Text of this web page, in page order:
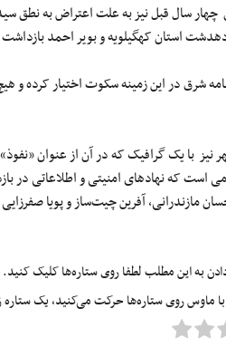
استان کهگیلویه و بویر احمد
شرق در این زمینه سکوت اختیار کرده و
نیز با یک گرافیک که در آن از عنوان
است که نهادهای امنیتی و اطلاعاتی در
مازندرانی، آفرین چیت‌ساز و پویا
دادن به این مطلب لطفا روی ستاره‌ها کلیک کنید.
ماوس روی ستاره‌ها حرکت می‌کنید، یک ستاره